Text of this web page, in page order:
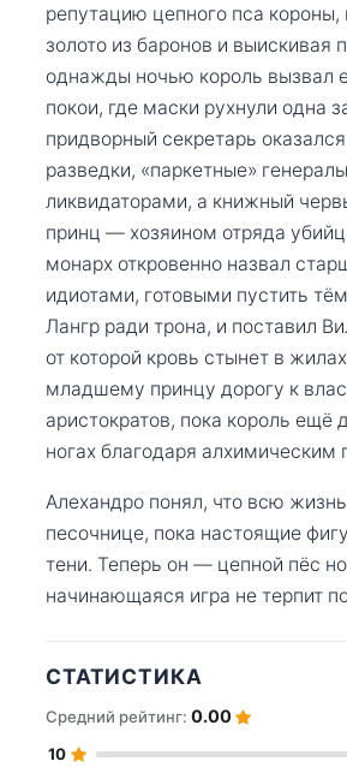
репутацию цепного пса короны,
золото из баронов и выискивая
однажды ночью король вызвал
покои, где маски рухнули одна
придворный секретарь
разведки, «паркетные»
ликвидаторами, а книжный
принц — хозяином отряда
монарх откровенно назвал
идиотами, готовыми пустить
Лангр ради трона, и поставил
от которой кровь стынет в
младшему принцу дорогу к
аристократов, пока король ещё
ногах благодаря алхимическим
Алехандро понял, что всю
песочнице, пока настоящие
тени. Теперь он — цепной пёс
начинающаяся игра не терпит
СТАТИСТИКА
Средний рейтинг: 0.00
10